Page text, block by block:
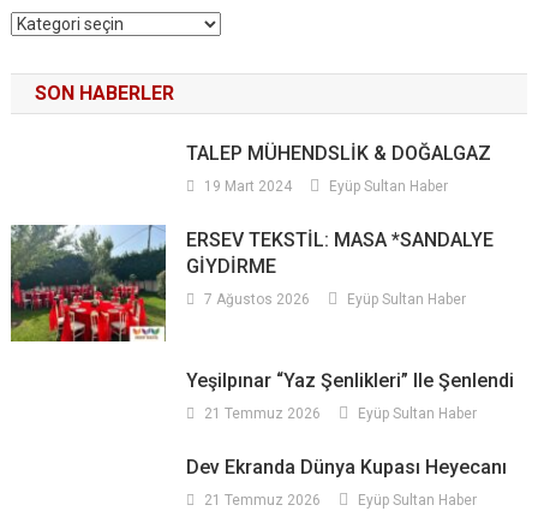
Kategoriler
SON HABERLER
TALEP MÜHENDSLİK & DOĞALGAZ
19 Mart 2024 Eyüp Sultan Haber
ERSEV TEKSTİL: MASA *SANDALYE
GİYDİRME
7 Ağustos 2026 Eyüp Sultan Haber
Yeşilpınar “Yaz Şenlikleri” Ile Şenlendi
21 Temmuz 2026 Eyüp Sultan Haber
Dev Ekranda Dünya Kupası Heyecanı
21 Temmuz 2026 Eyüp Sultan Haber